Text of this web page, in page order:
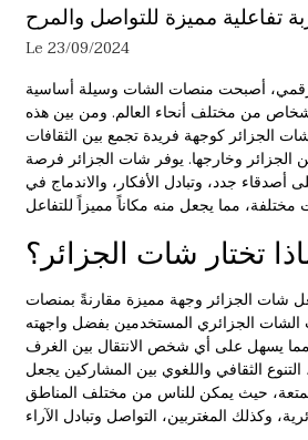
تفاعلية مميزة للتواصل والمرح
Le 23/09/2024
أصبحت منصات الشات وسيلة أساسية
من مختلف أنحاء العالم. ومن بين هذه
الجزائر كوجهة فريدة تجمع بين الثقافات
وخارجها. يوفر شات الجزائر فرصة
جدد، وتبادل الأفكار، والاندماج في
تختار شات الجزائر؟
شات الجزائر وجهة مميزة مقارنةً بمنصات
الشات الجزائري المستخدمين بفضل واجهته
مما يسهل على أي شخص الانتقال بين الغرف
التنوع الثقافي واللغوي بين المشاركين يجعل
حيث يمكن للناس من مختلف المناطق